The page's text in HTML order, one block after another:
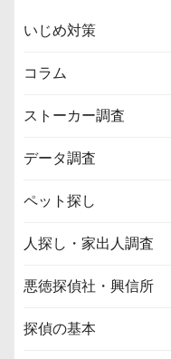
いじめ対策
コラム
ストーカー調査
データ調査
ペット探し
人探し・家出人調査
悪徳探偵社・興信所
探偵の基本